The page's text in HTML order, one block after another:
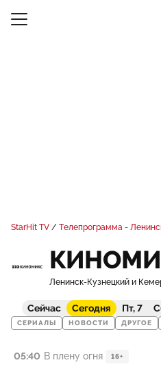
StarHit TV Телепрограмма -
Ленинск-Кузнецкий и
Сейчас Сегодня Пт, 7
СЕРИАЛЫ НОВОСТИ ДРУГОЕ
05:40 В плену огня 16+